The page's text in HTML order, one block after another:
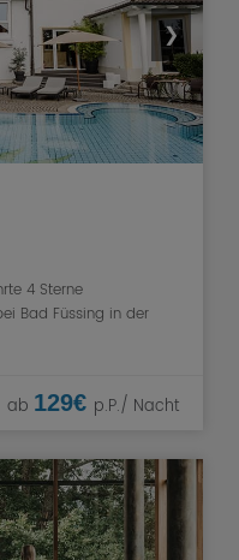
❯
4 Sterne
Bad Füssing in der
ab 129€ p.P./ Nacht